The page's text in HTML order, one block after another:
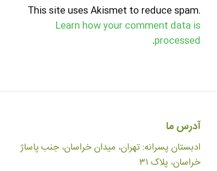
This site uses Akismet to reduce spam.
Learn how your comment data is
processed
.
آدرس ما
ادبستان پسرانه: تهران، میدان خراسان، جنب پاساژ
خراسان، پلاک ۳۱